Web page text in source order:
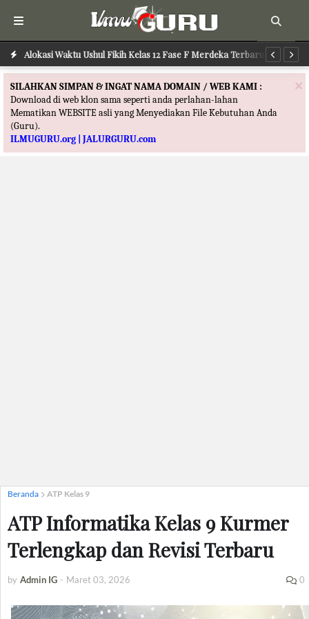
Alokasi Waktu Ushul Fikih Kelas 12 Fase F Merdeka Terbaru
Alokasi Waktu Ilmu Tafsir Kelas 12 Fase F Merdeka Terbaru
×
SILAHKAN SIMPAN & INGAT NAMA DOMAIN / WEB KAMI :
Download di web klon sama seperti anda perlahan-lahan
Mematikan WEBSITE asli yang Menyediakan File Kebutuhan Anda
(Guru).
ILMUGURU.org | JALURGURU.com
Beranda ATP Kelas 9
ATP Informatika Kelas 9 Kurmer
Terlengkap dan Revisi Terbaru
by Admin IG - Maret 03, 2026 0